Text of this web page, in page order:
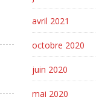
avril 2021
octobre 2020
juin 2020
mai 2020